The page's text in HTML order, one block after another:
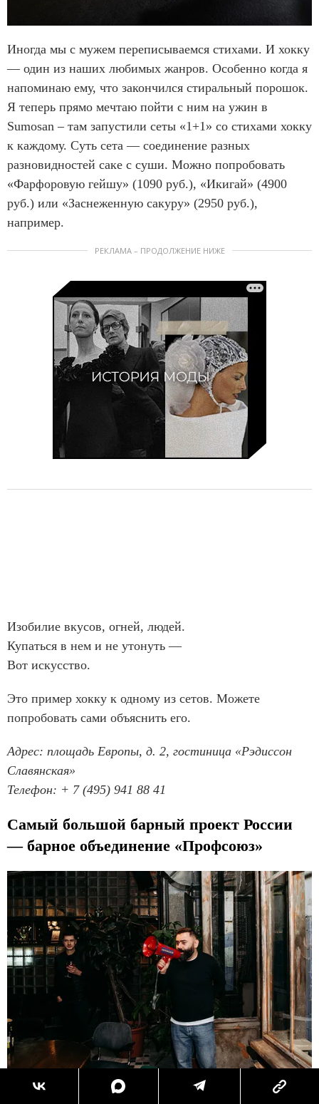
Иногда мы с мужем переписываемся стихами. И хокку
— один из наших любимых жанров. Особенно когда я
напоминаю ему, что закончился стиральный порошок.
Я теперь прямо мечтаю пойти с ним на ужин в
Sumosan – там запустили сеты «1+1» со стихами хокку
к каждому. Суть сета — соединение разных
разновидностей саке с суши. Можно попробовать
«Фарфоровую гейшу» (1090 руб.), «Икигай» (4900
руб.) или «Заснеженную сакуру» (2950 руб.),
например.
РЕКЛАМА – ПРОДОЛЖЕНИЕ НИЖЕ
Изобилие вкусов, огней, людей.
Купаться в нем и не утонуть —
Вот искусство.
Это пример хокку к одному из сетов. Можете
попробовать сами объяснить его.
Адрес: площадь Европы, д. 2, гостиница «Рэдиссон
Славянская»
Телефон: + 7 (495) 941 88 41
Самый большой барный проект России
— барное объединение «Профсоюз»
РЕКЛАМА – ПРОДОЛЖЕНИЕ НИЖЕ